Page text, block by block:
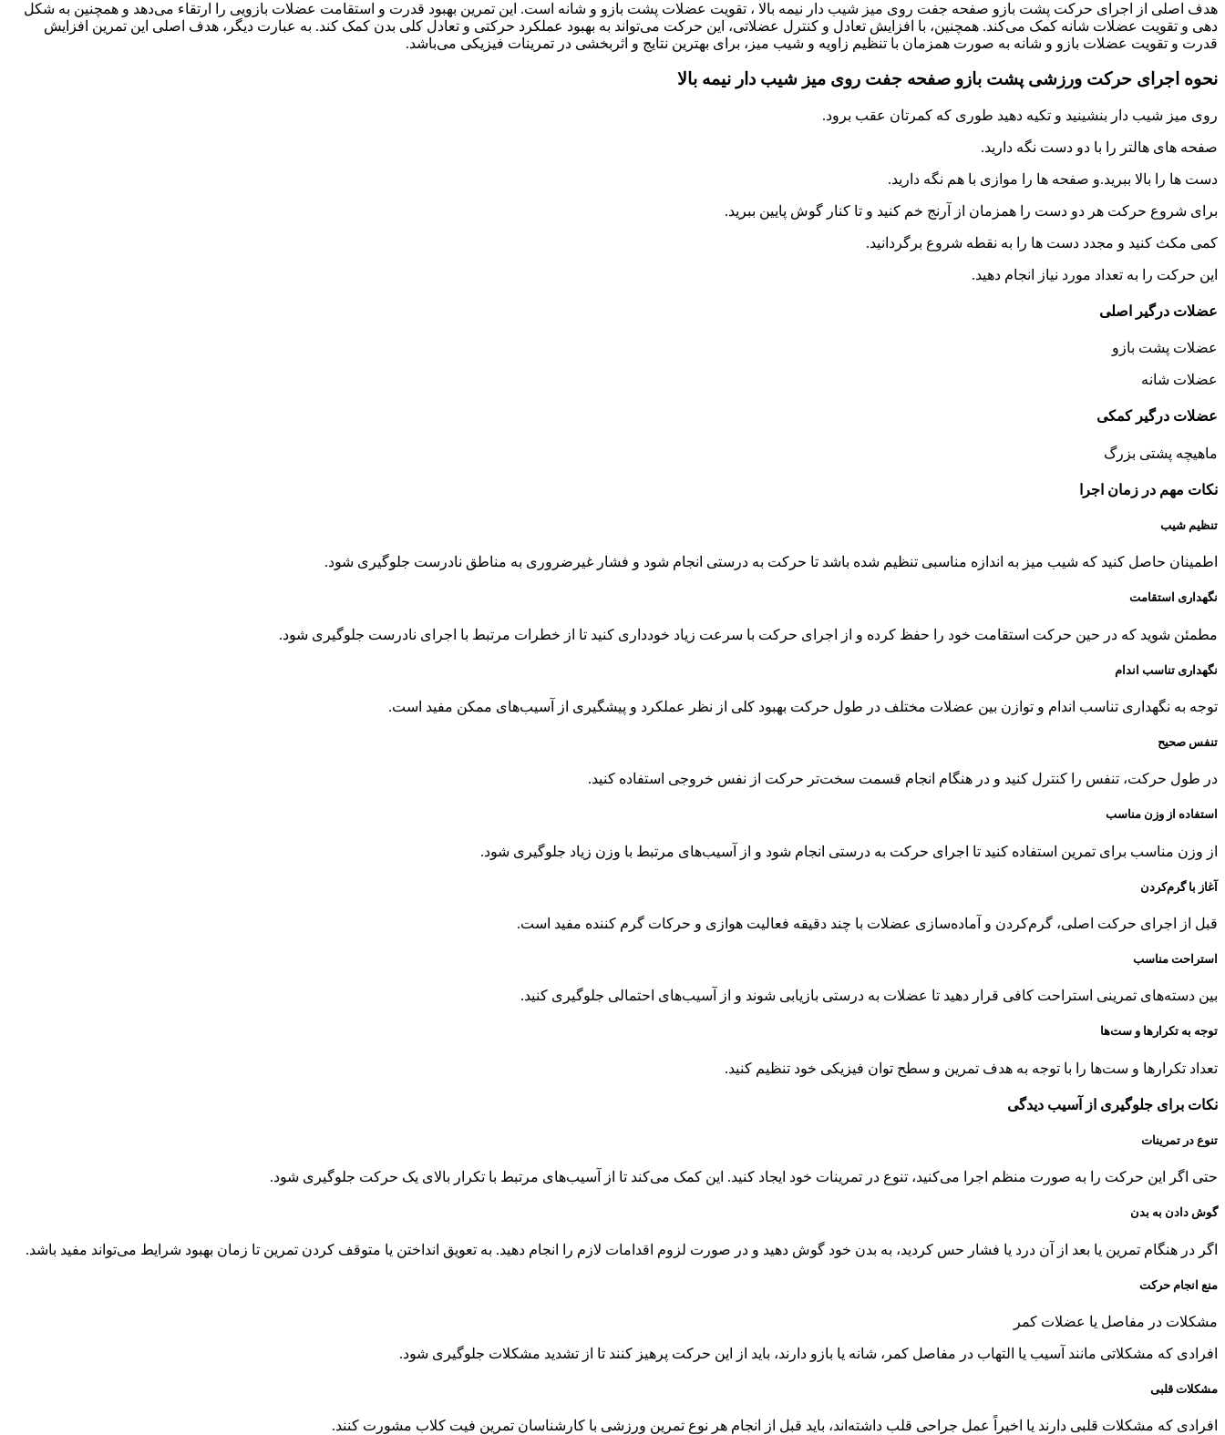
هدف اصلی از اجرای حرکت پشت بازو صفحه جفت روی میز شیب دار نیمه بالا ، تقویت عضلات پشت بازو و شانه است. این تمرین بهبود قدرت و استقامت عضلات بازویی را ارتقاء می‌دهد و همچنین به شکل
دهی و تقویت عضلات شانه کمک می‌کند. همچنین، با افزایش تعادل و کنترل عضلاتی، این حرکت می‌تواند به بهبود عملکرد حرکتی و تعادل کلی بدن کمک کند. به عبارت دیگر، هدف اصلی این تمرین افزایش
قدرت و تقویت عضلات بازو و شانه به صورت همزمان با تنظیم زاویه و شیب میز، برای بهترین نتایج و اثربخشی در تمرینات فیزیکی می‌باشد.
نحوه اجرای حرکت ورزشی پشت بازو صفحه جفت روی میز شیب دار نیمه بالا
روی میز شیب دار بنشینید و تکیه دهید طوری که کمرتان عقب برود.
صفحه های هالتر را با دو دست نگه دارید.
دست ها را بالا ببرید.و صفحه ها را موازی با هم نگه دارید.
برای شروع حرکت هر دو دست را همزمان از آرنج خم کنید و تا کنار گوش پایین ببرید.
کمی مکث کنید و مجدد دست ها را به نقطه شروع برگردانید.
این حرکت را به تعداد مورد نیاز انجام دهید.
عضلات درگیر اصلی
عضلات پشت بازو
عضلات شانه
عضلات درگیر کمکی
ماهیچه پشتی بزرگ
نکات مهم در زمان اجرا
تنظیم شیب
اطمینان حاصل کنید که شیب میز به اندازه مناسبی تنظیم شده باشد تا حرکت به درستی انجام شود و فشار غیرضروری به مناطق نادرست جلوگیری شود.
نگهداری استقامت
مطمئن شوید که در حین حرکت استقامت خود را حفظ کرده و از اجرای حرکت با سرعت زیاد خودداری کنید تا از خطرات مرتبط با اجرای نادرست جلوگیری شود.
نگهداری تناسب اندام
توجه به نگهداری تناسب اندام و توازن بین عضلات مختلف در طول حرکت بهبود کلی از نظر عملکرد و پیشگیری از آسیب‌های ممکن مفید است.
تنفس صحیح
در طول حرکت، تنفس را کنترل کنید و در هنگام انجام قسمت سخت‌تر حرکت از نفس خروجی استفاده کنید.
استفاده از وزن مناسب
از وزن مناسب برای تمرین استفاده کنید تا اجرای حرکت به درستی انجام شود و از آسیب‌های مرتبط با وزن زیاد جلوگیری شود.
آغاز با گرم‌کردن
قبل از اجرای حرکت اصلی، گرم‌کردن و آماده‌سازی عضلات با چند دقیقه فعالیت هوازی و حرکات گرم کننده مفید است.
استراحت مناسب
بین دسته‌های تمرینی استراحت کافی قرار دهید تا عضلات به درستی بازیابی شوند و از آسیب‌های احتمالی جلوگیری کنید.
توجه به تکرارها و ست‌ها
تعداد تکرارها و ست‌ها را با توجه به هدف تمرین و سطح توان فیزیکی خود تنظیم کنید.
نکات برای جلوگیری از آسیب دیدگی
تنوع در تمرینات
حتی اگر این حرکت را به صورت منظم اجرا می‌کنید، تنوع در تمرینات خود ایجاد کنید. این کمک می‌کند تا از آسیب‌های مرتبط با تکرار بالای یک حرکت جلوگیری شود.
گوش دادن به بدن
اگر در هنگام تمرین یا بعد از آن درد یا فشار حس کردید، به بدن خود گوش دهید و در صورت لزوم اقدامات لازم را انجام دهید. به تعویق انداختن یا متوقف کردن تمرین تا زمان بهبود شرایط می‌تواند مفید باشد.
منع انجام حرکت
مشکلات در مفاصل یا عضلات کمر
افرادی که مشکلاتی مانند آسیب یا التهاب در مفاصل کمر، شانه یا بازو دارند، باید از این حرکت پرهیز کنند تا از تشدید مشکلات جلوگیری شود.
مشکلات قلبی
افرادی که مشکلات قلبی دارند یا اخیراً عمل جراحی قلب داشته‌اند، باید قبل از انجام هر نوع تمرین ورزشی با کارشناسان تمرین فیت کلاب مشورت کنند.